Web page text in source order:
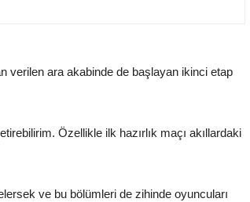
verilen ara akabinde de başlayan ikinci etap
Özellikle ilk hazırlık maçı akıllardaki
ve bu bölümleri de zihinde oyuncuları